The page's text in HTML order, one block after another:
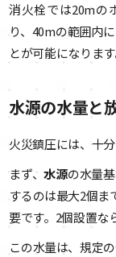
消火栓では20mの
り、40mの範囲内
とが可能になります
水源の水量と
火災鎮圧には、十
まず、水源の水量
するのは最大2個ま
要です。2個設置な
この水量は、規定